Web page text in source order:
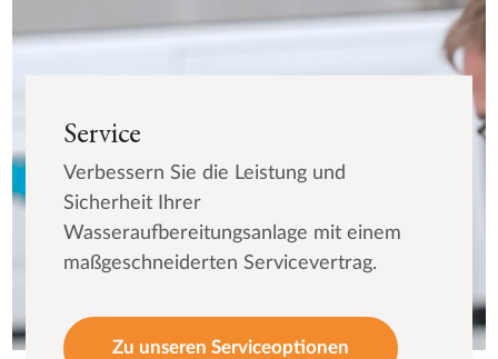
Service
Verbessern Sie die Leistung und
Sicherheit Ihrer
Wasseraufbereitungsanlage mit einem
maßgeschneiderten Servicevertrag.
Zu unseren Serviceoptionen